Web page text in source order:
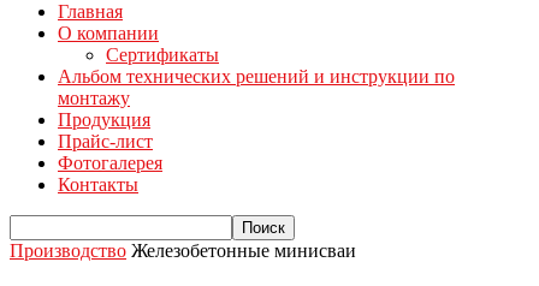
Главная
О компании
Сертификаты
Альбом технических решений и инструкции по
монтажу
Продукция
Прайс-лист
Фотогалерея
Контакты
Производство Железобетонные минисваи